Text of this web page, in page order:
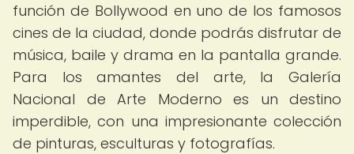
función de Bollywood en uno de los famosos
cines de la ciudad, donde podrás disfrutar de
música, baile y drama en la pantalla grande.
Para los amantes del arte, la Galería
Nacional de Arte Moderno es un destino
imperdible, con una impresionante colección
de pinturas, esculturas y fotografías.